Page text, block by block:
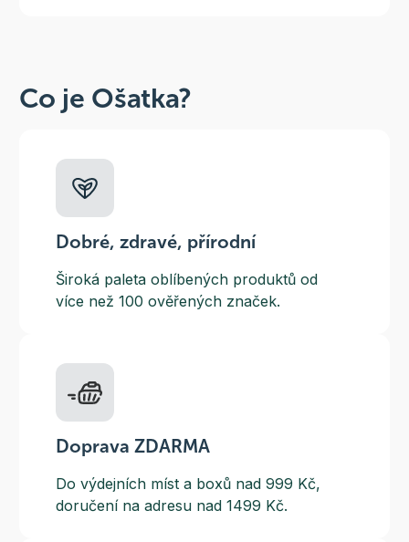
Co je Ošatka?
Dobré, zdravé, přírodní
Široká paleta oblíbených produktů od
více než 100 ověřených značek.
Doprava ZDARMA
Do výdejních míst a boxů nad 999 Kč,
doručení na adresu nad 1499 Kč.